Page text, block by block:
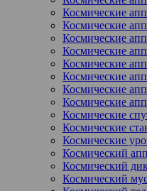
Космические
Космические
Космические
Космические
Космические
Космические
Космические
Космические
Космические
Космические
Космические
Космический
Космический
Космический